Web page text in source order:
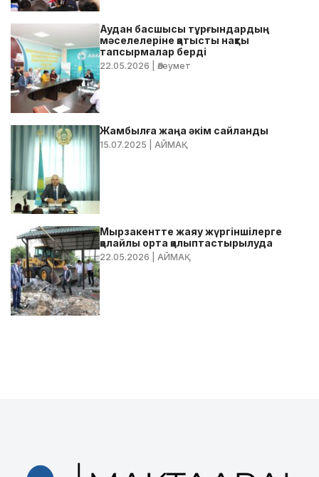
Аудан басшысы тұрғындардың
мәселелеріне қатысты нақты
тапсырмалар берді
22.05.2026 | Әлеумет
Жамбылға жаңа әкім сайланды
15.07.2025 | АЙМАҚ
Мырзакентте жаяу жүргіншілерге
қолайлы орта қалыптастырылуда
22.05.2026 | АЙМАҚ